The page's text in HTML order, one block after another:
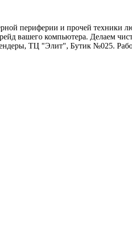
периферии и прочей техники
вашего компьютера. Делаем
ТЦ "Элит", Бутик №025.